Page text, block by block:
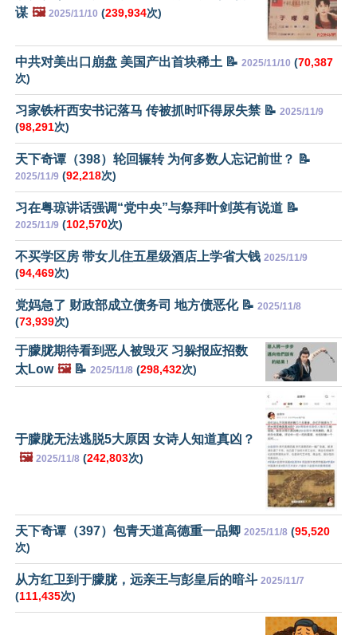
谋 🖼️ 2025/11/10 (239,934次)
中共对美出口崩盘 美国产出首块稀土 📝 2025/11/10 (70,387
次)
习家铁杆西安书记落马 传被抓时吓得尿失禁 📝 2025/11/9
(98,291次)
天下奇谭（398）轮回辗转 为何多数人忘记前世？ 📝
2025/11/9 (92,218次)
习在粤琼讲话强调“党中央”与祭拜叶剑英有说道 📝
2025/11/9 (102,570次)
不买学区房 带女儿住五星级酒店上学省大钱 2025/11/9
(94,469次)
党妈急了 财政部成立债务司 地方债恶化 📝 2025/11/8
(73,939次)
于朦胧期待看到恶人被毁灭 习躲报应招数
太Low 🖼️📝 2025/11/8 (298,432次)
于朦胧无法逃脱5大原因 女诗人知道真凶？
🖼️ 2025/11/8 (242,803次)
天下奇谭（397）包青天道高德重一品卿 2025/11/8 (95,520
次)
从方红卫到于朦胧，远亲王与彭皇后的暗斗 2025/11/7
(111,435次)